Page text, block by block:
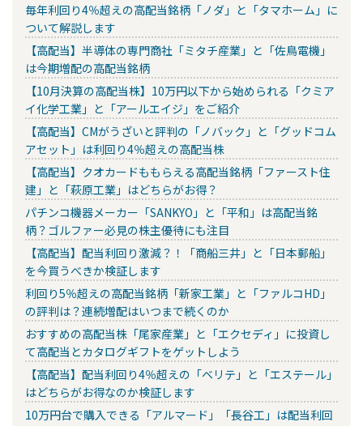
毎年利回り4％超えの高配当銘柄「ノダ」と「タマホーム」に
ついて解説します
【高配当】半導体の専門商社「ミタチ産業」と「佐鳥電機」
は今期増配の高配当銘柄
【10月決算の高配当株】10万円以下から始められる「クミア
イ化学工業」と「アールエイジ」をご紹介
【高配当】CMがうざいと評判の「ノバック」と「グッドコム
アセット」は利回り4％超えの高配当株
【高配当】クオカードももらえる高配当銘柄「ファースト住
建」と「萩原工業」はどちらがお得？
パチンコ機器メーカー「SANKYO」と「平和」は高配当銘
柄？ゴルファー必見の株主優待にも注目
【高配当】配当利回り激減？！「商船三井」と「日本郵船」
を今買うべきか検証します
利回り5％超えの高配当銘柄「新家工業」と「ファルコHD」
の評判は？連続増配はいつまで続くのか
おすすめの高配当株「尾家産業」と「エクセディ」に投資し
て高配当とカタログギフトをゲットしよう
【高配当】配当利回り4％超えの「ベリテ」と「エステール」
はどちらがお得なのか検証します
10万円台で購入できる「アルマード」「長谷工」は配当利回